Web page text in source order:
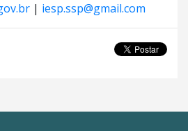
| iesp.ssp@gmail.com